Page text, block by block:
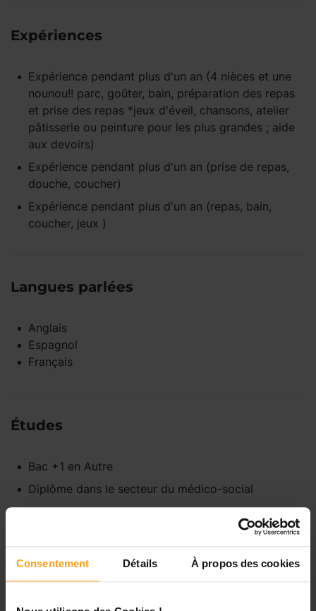
Consentement Détails À propos des cookies
Expériences
Expérience pendant plus d'un an (4 nièces et une
nounou!! parc, goûter, bain, préparation des repas
et prise des repas *jeux d'éveil, chansons, atelier
pâtisserie ou peinture pour les plus grandes ; aide
aux devoirs)
Expérience pendant plus d'un an (prise de repas,
douche, coucher)
Expérience pendant plus d'un an (repas, bain,
coucher, jeux )
Langues parlées
Anglais
Espagnol
Français
Études
Bac +1 en Autre
Diplôme dans le secteur du médico-social
Disponibilités